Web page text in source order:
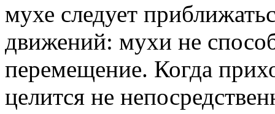
мухе следует
движений: мухи не
перемещение. Когда
целится не